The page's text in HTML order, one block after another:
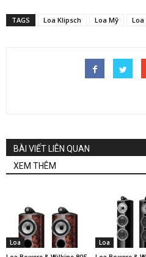
TAGS Loa Klipsch Loa Mỹ Loa
BÀI VIẾT LIÊN QUAN
XEM THÊM
Loa Loa